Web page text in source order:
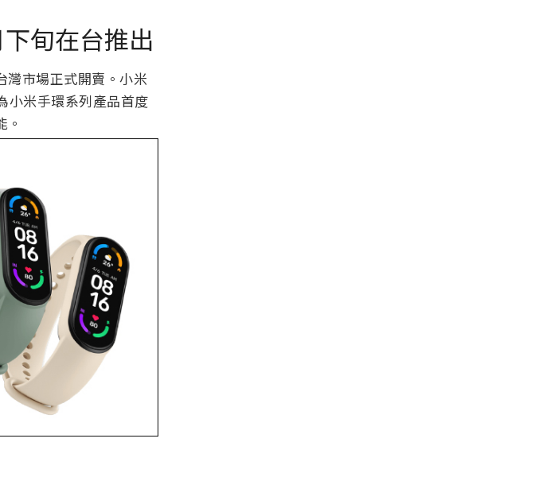
旬在台推出
灣市場正式開賣。小米
小米手環系列產品首度